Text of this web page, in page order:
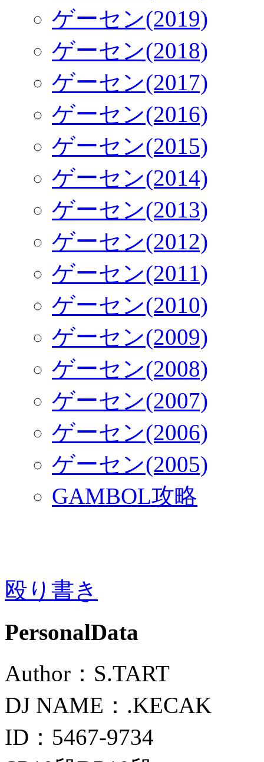
ゲーセン(2019)
ゲーセン(2018)
ゲーセン(2017)
ゲーセン(2016)
ゲーセン(2015)
ゲーセン(2014)
ゲーセン(2013)
ゲーセン(2012)
ゲーセン(2011)
ゲーセン(2010)
ゲーセン(2009)
ゲーセン(2008)
ゲーセン(2007)
ゲーセン(2006)
ゲーセン(2005)
GAMBOL攻略
殴り書き
PersonalData
Author：S.TART
DJ NAME：.KECAK
ID：5467-9734